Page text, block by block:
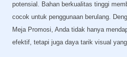
potensial. Bahan berkualitas tinggi
cocok untuk penggunaan berulang.
Meja Promosi, Anda tidak hanya
efektif, tetapi juga daya tarik visual